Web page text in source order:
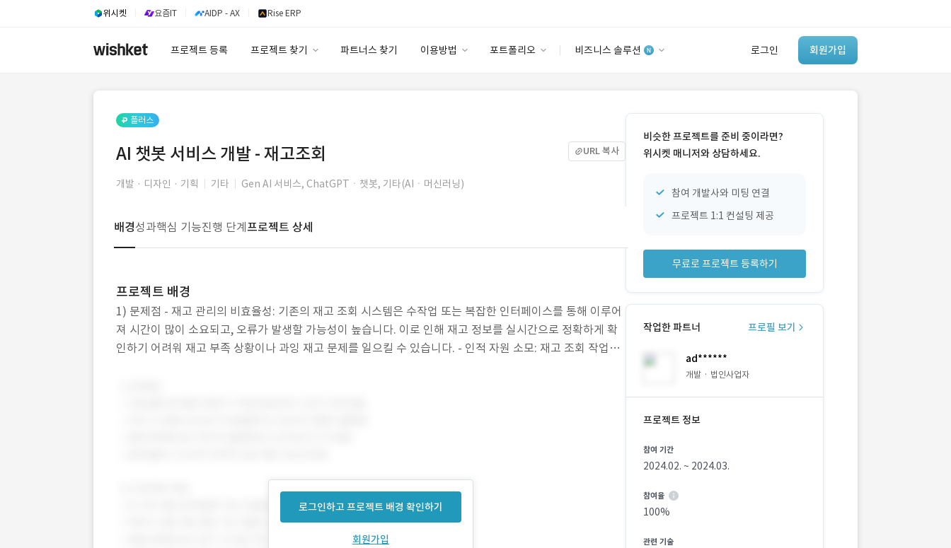
위시켓 요즘IT AIDP - AX Rise ERP
프로젝트 등록 프로젝트 찾기 파트너스 찾기 이용방법 포트폴리오 비즈니스 솔루션 로그인 회원가입
안심 코드 케어
스토어
‘이런 거’ 만들어본
개발 회사 있어?
플러스
AI 챗봇 서비스 개발 - 재고조회 URL 복사
개발 · 디자인 · 기획 기타 Gen AI 서비스, ChatGPTㆍ챗봇, 기타(AIㆍ머신러닝)
배경성과핵심 기능진행 단계 프로젝트 상세
프로젝트 배경
1) 문제점 - 재고 관리의 비효율성: 기존의 재고 조회 시스템은 수작업 또는 복잡한 인터페이스를 통해 이루어
져 시간이 많이 소요되고, 오류가 발생할 가능성이 높습니다. 이로 인해 재고 정보를 실시간으로 정확하게 확
인하기 어려워 재고 부족 상황이나 과잉 재고 문제를 일으킬 수 있습니다. - 인적 자원 소모: 재고 조회 작업이
로그인하고 프로젝트 배경 확인하기
회원가입
비슷한 프로젝트를 준비 중이라면?
위시켓 매니저와 상담하세요.
참여 개발사와 미팅 연결
프로젝트 1:1 컨설팅 제공
무료로 프로젝트 등록하기
작업한 파트너 프로필 보기
ad******
개발 · 법인사업자
프로젝트 정보
참여 기간
2024.02. ~ 2024.03.
참여율
100%
관련 기술